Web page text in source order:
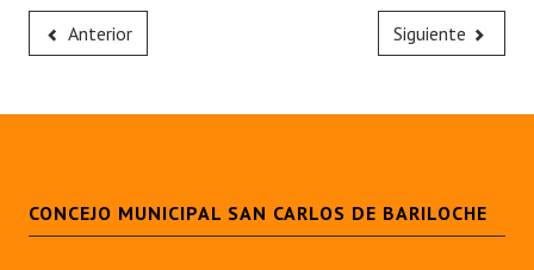
Anterior Siguiente
CONCEJO MUNICIPAL SAN CARLOS DE BARILOCHE